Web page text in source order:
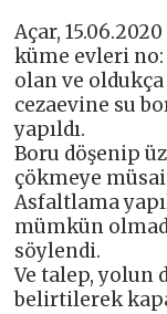
Açar,
küme evleri
olan ve
cezaevine su
yapıldı.
Boru döşenip
çökmeye
Asfaltlama
mümkün
söylendi.
Ve talep, yolun
belirtilerek